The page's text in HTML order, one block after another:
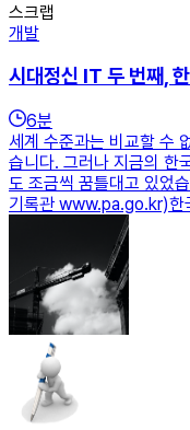
스크랩
개발
시대정신 IT 두 번째,
6분
세계 수준과는 비교할 수
습니다. 그러나 지금의 한
도 조금씩 꿈틀대고 있었
기록관 www.pa.go.kr)한